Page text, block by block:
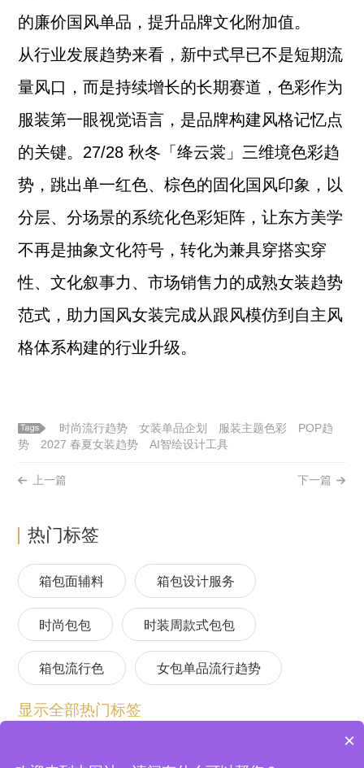
的廉价国风单品，提升品牌文化附加值。
从行业发展趋势来看，新中式早已不是短期流
量风口，而是持续增长的长期赛道，色彩作为
服装第一眼视觉语言，是品牌构建风格记忆点
的关键。27/28 秋冬「绛云裳」三维境色彩趋
势，跳出单一红色、棕色的固化国风印象，以
分层、分场景的系统化色彩矩阵，让东方美学
不再是抽象文化符号，转化为兼具穿搭实穿
性、文化叙事力、市场销售力的成熟女装趋势
范式，助力国风女装完成从跟风模仿到自主风
格体系构建的行业升级。
时尚流行趋势 女装单品企划 服装主题色彩
POP趋
势
2027 春夏女装趋势 AI智绘设计工具
上一篇 下一篇
热门标签
箱包面辅料 箱包设计服务
时尚包包 时装周款式包包
箱包流行色 女包单品流行趋势
箱包流行趋势预测
显示全部热门标签
×